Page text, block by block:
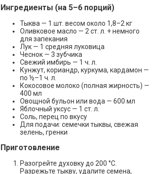
Ингредиенты (на 5–6 порций)
Тыква — 1 шт. весом около 1,8–2 кг
Оливковое масло — 2 ст. л. + немного
для запекания
Лук — 1 средняя луковица
Чеснок — 3 зубчика
Свежий имбирь — 1 ч. л.
Кунжут, кориандр, куркума, кардамон —
по ½–1 ч. л.
Кокосовое молоко (полная жирность) —
400 мл
Овощной бульон или вода — 600 мл
Яблочный уксус — 1 ст. л.
Соль, перец по вкусу
Для подачи: семечки тыквы, свежая
зелень, гренки
Приготовление
Разогрейте духовку до 200 °C.
Разрежьте тыкву, удалите семена,